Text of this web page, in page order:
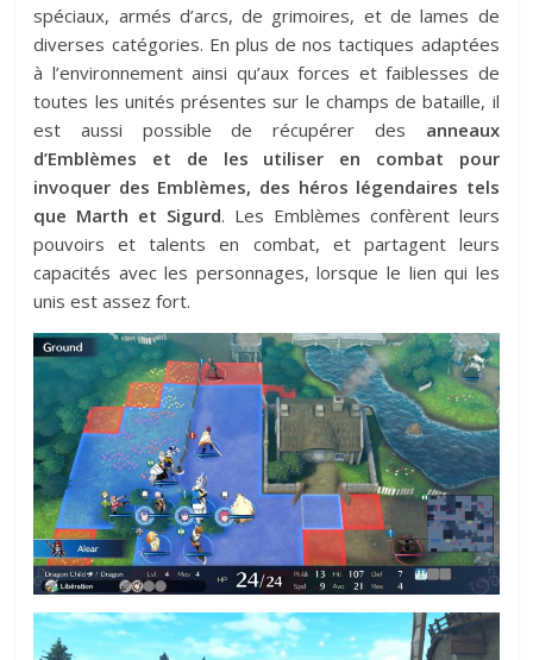
spéciaux, armés d’arcs, de grimoires, et de lames de
diverses catégories. En plus de nos tactiques adaptées
à l’environnement ainsi qu’aux forces et faiblesses de
toutes les unités présentes sur le champs de bataille, il
est aussi possible de récupérer des anneaux
d’Emblèmes
et de les utiliser en combat pour
invoquer des Emblèmes, des héros légendaires tels
que Marth et Sigurd. Les Emblèmes confèrent leurs
pouvoirs et talents en combat, et partagent leurs
capacités avec les personnages, lorsque le lien qui les
unis est assez fort.